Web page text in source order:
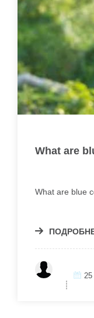
What are
What are blue